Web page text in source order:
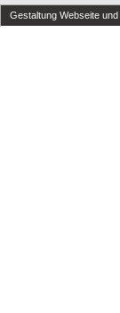
Gestaltung Webseite